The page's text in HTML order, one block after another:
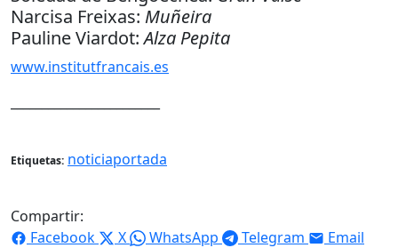
Narcisa Freixas: Muñeira
Pauline Viardot:Alza Pepita
www.institutfrancais.es
Etiquetas: noticiaportada
Compartir:
Facebook
X WhatsApp Telegram Email